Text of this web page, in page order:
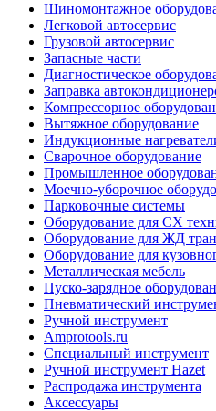
Шиномонтажное
Легковой автосервис
Грузовой автосервис
Запасные части
Диагностическое
Заправка
Компрессорное
Вытяжное оборудование
Индукционные
Сварочное оборудование
Промышленное
Моечно-уборочное
Парковочные системы
Оборудование для СХ
Оборудование для ЖД
Оборудование для
Металлическая мебель
Пуско-зарядное
Пневматический
Ручной инструмент
Amprotools.ru
Специальный инструмент
Ручной инструмент Hazet
Распродажа инструмента
Аксессуары